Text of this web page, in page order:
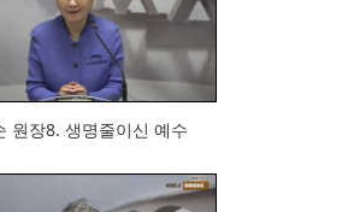
장8. 생명줄이신 예수